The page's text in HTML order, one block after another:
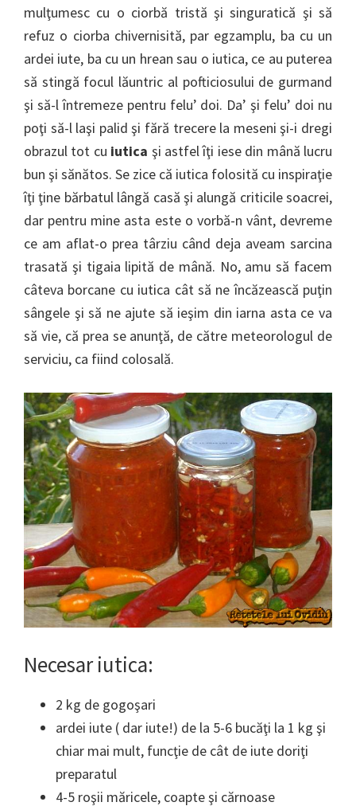
mulţumesc cu o ciorbă tristă şi singuratică şi să
refuz o ciorba chivernisită, par egzamplu, ba cu un
ardei iute, ba cu un hrean sau o iutica, ce au puterea
să stingă focul lăuntric al pofticiosului de gurmand
şi să-l întremeze pentru felu’ doi. Da’ şi felu’ doi nu
poţi să-l laşi palid şi fără trecere la meseni şi-i dregi
obrazul tot cu iutica şi astfel îţi iese din mână lucru
bun şi sănătos. Se zice că iutica folosită cu inspiraţie
îţi ţine bărbatul lângă casă şi alungă criticile soacrei,
dar pentru mine asta este o vorbă-n vânt, devreme
ce am aflat-o prea târziu când deja aveam sarcina
trasată şi tigaia lipită de mână. No, amu să facem
câteva borcane cu iutica cât să ne încăzească puţin
sângele şi să ne ajute să ieşim din iarna asta ce va
să vie, că prea se anunţă, de către meteorologul de
serviciu, ca fiind colosală.
Necesar iutica:
2 kg de gogoşari
ardei iute ( dar iute!) de la 5-6 bucăţi la 1 kg şi
chiar mai mult, funcţie de cât de iute doriţi
preparatul
4-5 roşii măricele, coapte şi cărnoase